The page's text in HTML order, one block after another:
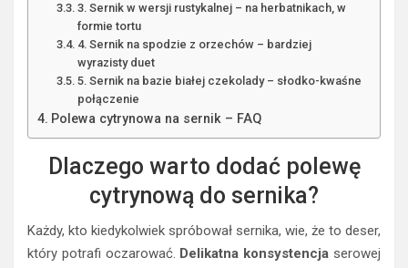
3. Sernik w wersji rustykalnej – na herbatnikach, w
formie tortu
4. Sernik na spodzie z orzechów – bardziej
wyrazisty duet
5. Sernik na bazie białej czekolady – słodko-kwaśne
połączenie
Polewa cytrynowa na sernik – FAQ
Dlaczego warto dodać polewę
cytrynową do sernika?
Każdy, kto kiedykolwiek spróbował sernika, wie, że to deser,
który potrafi oczarować. Delikatna konsystencja serowej